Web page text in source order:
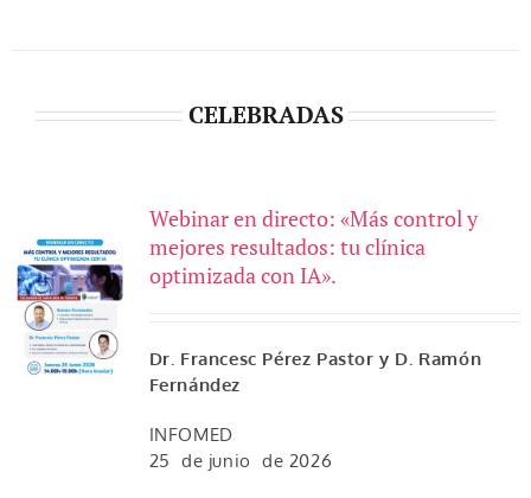
CELEBRADAS
Webinar en directo: «Más control y
mejores resultados: tu clínica
optimizada con IA».
Dr. Francesc Pérez Pastor y D. Ramón
Fernández
INFOMED
25 de junio de 2026